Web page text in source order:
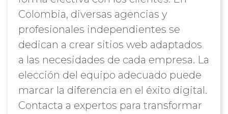
Colombia, diversas agencias y
profesionales independientes se
dedican a crear sitios web adaptados
a las necesidades de cada empresa. La
elección del equipo adecuado puede
marcar la diferencia en el éxito digital.
Contacta a expertos para transformar